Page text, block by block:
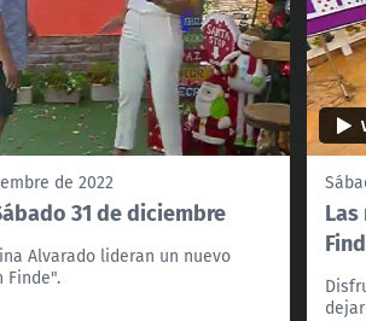
de 2022
31 de diciembre
Alvarado lideran un nuevo
Finde".